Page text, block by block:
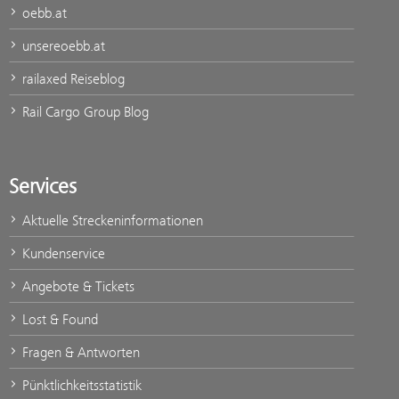
oebb.at
unsereoebb.at
railaxed Reiseblog
Rail Cargo Group Blog
Services
Aktuelle Streckeninformationen
Kundenservice
Angebote & Tickets
Lost & Found
Fragen & Antworten
Pünktlichkeitsstatistik